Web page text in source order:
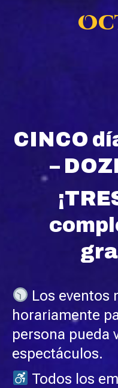
CINCO
–
Los eventos
horariamente
persona pueda
espectáculos.
Todos los